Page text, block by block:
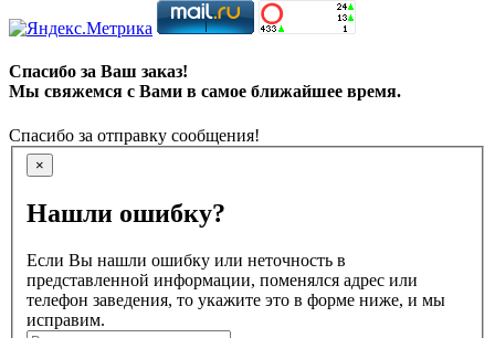
Спасибо за Ваш заказ!
Мы свяжемся с Вами в самое ближайшее время.
Спасибо за отправку сообщения!
×
Нашли ошибку?
Если Вы нашли ошибку или неточность в
представленной информации, поменялся адрес или
телефон заведения, то укажите это в форме ниже, и мы
исправим.